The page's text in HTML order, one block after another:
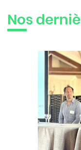
Nos